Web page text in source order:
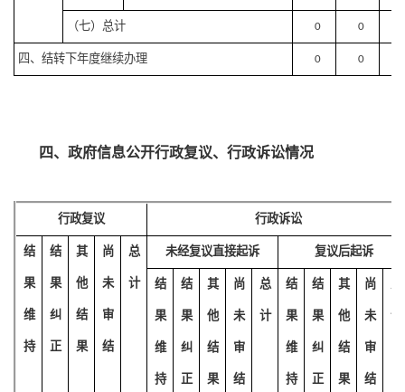
（七）总计 0 0
四、结转下年度继续办理 0 0
四、 政府信息公开行政复议、行政诉讼情况
行政复议 行政诉讼
结
果
维
持
结
果
纠
正
其
他
结
果
尚
未
审
结
总
计
未经复议直接起诉 复议后起诉
结
果
维
持
结
果
纠
正
其
他
结
果
尚
未
审
结
总
计
结
果
维
持
结
果
纠
正
其
他
结
果
尚
未
审
结
计